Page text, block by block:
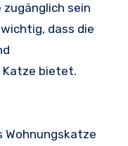
sein
dass die
Katze bietet.
Wohnungskatze